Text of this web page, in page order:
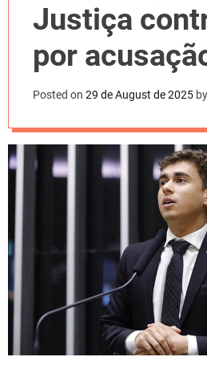
Justiça
por
ajudar PCC
Posted on 29 de August de 2025 by